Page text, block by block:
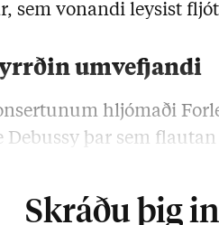
sem vonandi leysist
umvefjandi
hljómaði
Debussy þar sem
Skráðu þig